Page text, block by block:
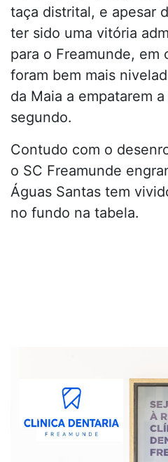
taça distrital, e apesar
ter sido uma vitória
para o Freamunde, em
foram bem mais
da Maia a empatarem
segundo.
Contudo com o
o SC Freamunde
Águas Santas tem
no fundo na tabela.